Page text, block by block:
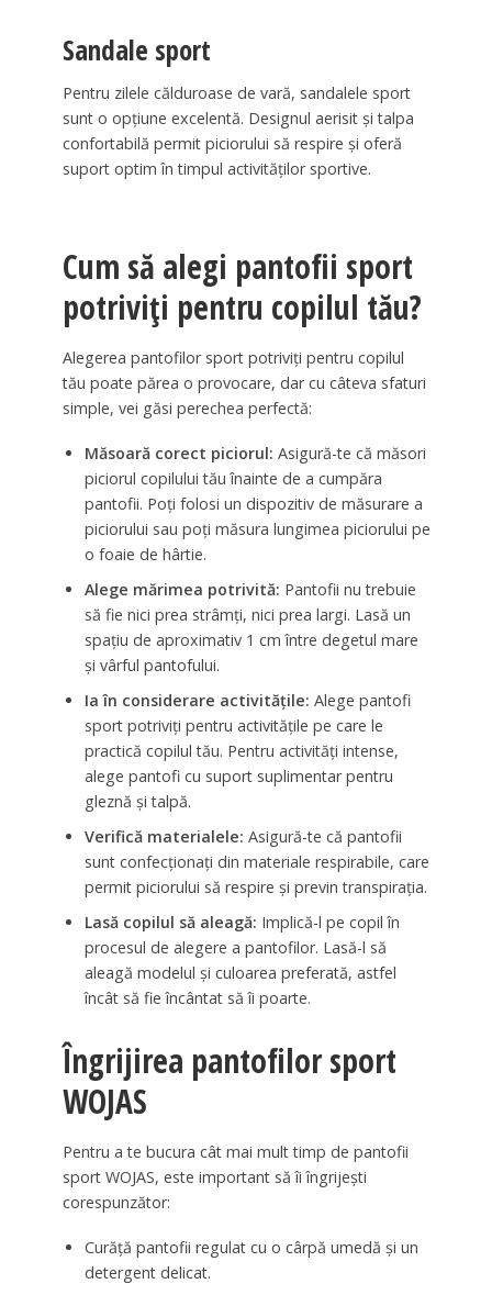
Sandale sport
Pentru zilele călduroase de vară, sandalele sport
sunt o opțiune excelentă. Designul aerisit și talpa
confortabilă permit piciorului să respire și oferă
suport optim în timpul activităților sportive.
Cum să alegi pantofii sport
potriviți pentru copilul tău?
Alegerea pantofilor sport potriviți pentru copilul
tău poate părea o provocare, dar cu câteva sfaturi
simple, vei găsi perechea perfectă:
Măsoară corect piciorul: Asigură-te că măsori
piciorul copilului tău înainte de a cumpăra
pantofii. Poți folosi un dispozitiv de măsurare a
piciorului sau poți măsura lungimea piciorului pe
o foaie de hârtie.
Alege mărimea potrivită: Pantofii nu trebuie
să fie nici prea strâmți, nici prea largi. Lasă un
spațiu de aproximativ 1 cm între degetul mare
și vârful pantofului.
Ia în considerare activitățile: Alege pantofi
sport potriviți pentru activitățile pe care le
practică copilul tău. Pentru activități intense,
alege pantofi cu suport suplimentar pentru
gleznă și talpă.
Verifică materialele: Asigură-te că pantofii
sunt confecționați din materiale respirabile, care
permit piciorului să respire și previn transpirația.
Lasă copilul să aleagă: Implică-l pe copil în
procesul de alegere a pantofilor. Lasă-l să
aleagă modelul și culoarea preferată, astfel
încât să fie încântat să îi poarte.
Îngrijirea pantofilor sport
WOJAS
Pentru a te bucura cât mai mult timp de pantofii
sport WOJAS, este important să îi îngrijești
corespunzător:
Curăță pantofii regulat cu o cârpă umedă și un
detergent delicat.